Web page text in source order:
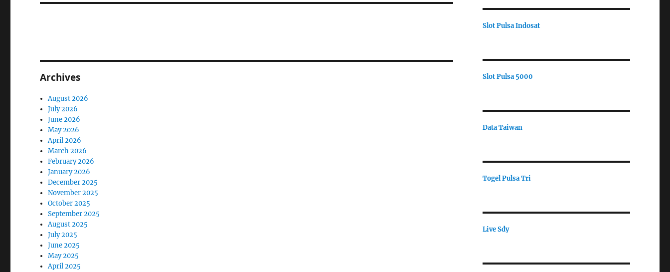
Archives
August 2026
July 2026
June 2026
May 2026
April 2026
March 2026
February 2026
January 2026
December 2025
November 2025
October 2025
September 2025
August 2025
July 2025
June 2025
May 2025
April 2025
Slot Pulsa Indosat
Slot Pulsa 5000
Data Taiwan
Togel Pulsa Tri
Live Sdy